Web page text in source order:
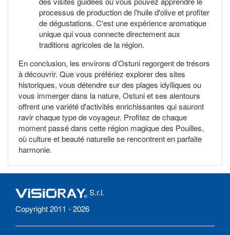
processus de production de l'huile d'olive et profiter
de dégustations. C'est une expérience aromatique
unique qui vous connecte directement aux
traditions agricoles de la région.
En conclusion, les environs d’Ostuni regorgent de trésors
à découvrir. Que vous préfériez explorer des sites
historiques, vous détendre sur des plages idylliques ou
vous immerger dans la nature, Ostuni et ses alentours
offrent une variété d'activités enrichissantes qui sauront
ravir chaque type de voyageur. Profitez de chaque
moment passé dans cette région magique des Pouilles,
où culture et beauté naturelle se rencontrent en parfaite
harmonie.
S.r.l.
Copyright 2011 - 2026